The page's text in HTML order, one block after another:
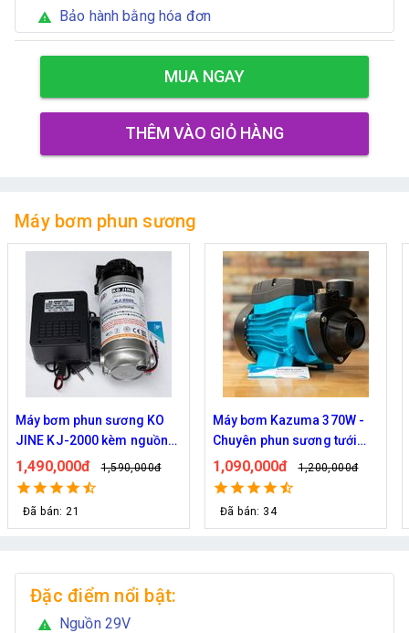
warning Bảo hành bằng hóa đơn
MUA NGAY
THÊM VÀO GIỎ HÀNG
Máy bơm phun sương
Máy bơm Kazuma 370W -
Chuyên phun sương tưới
cây
1,090,000đ 1,200,000đ
Đã bán: 34
Máy bơm phun sương Hàn
Quốc Daehan DH 50 - Hỗ trợ
từ 30 đến 50 béc phun
1,800,000đ 2,129,000đ
Đã bán: 21
Đặc điểm nổi bật:
warning Nguồn 29V